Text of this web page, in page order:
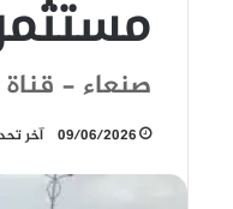
صنعاء - قناة
09/06/2026 آخر تحديث: